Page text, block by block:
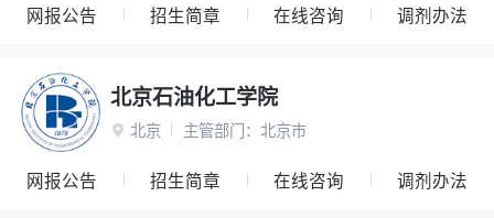
网报公告 招生简章 在线咨询 调剂办法
北京石油化工学院
 北京 主管部门： 北京市
网报公告 招生简章 在线咨询 调剂办法